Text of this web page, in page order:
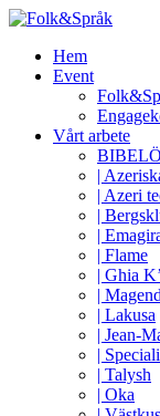
Hem
Event
Vårt arbete
|
| Azeri
|
|
| Flame
| Ghia
| Magend
| Lakusa
| Jean-
|
| Talysh
| Oka